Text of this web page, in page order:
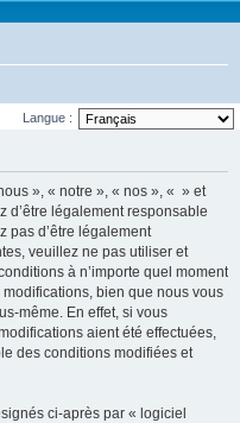
Langue :
», « notre », « nos », « » et
d’être légalement responsable
pas d’être légalement
veuillez ne pas utiliser et
à n’importe quel moment
bien que nous vous
même. En effet, si vous
aient été effectuées,
des conditions modifiées et
ci-après par « logiciel